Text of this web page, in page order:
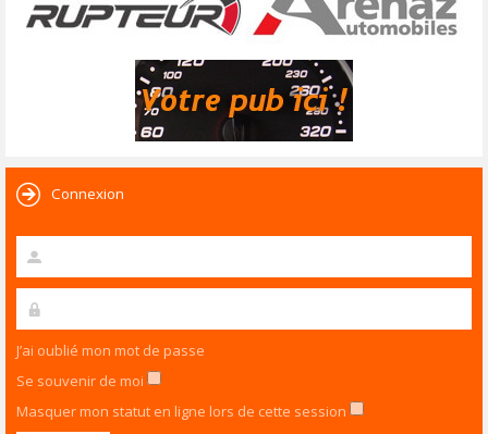
Connexion
J’ai oublié mon mot de passe
Se souvenir de moi
Masquer mon statut en ligne lors de cette session